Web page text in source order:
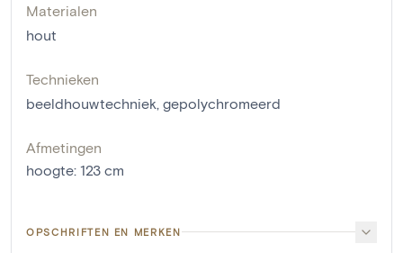
Materialen
hout
Technieken
beeldhouwtechniek gepolychromeerd
Afmetingen
hoogte: 123 cm
OPSCHRIFTEN EN MERKEN